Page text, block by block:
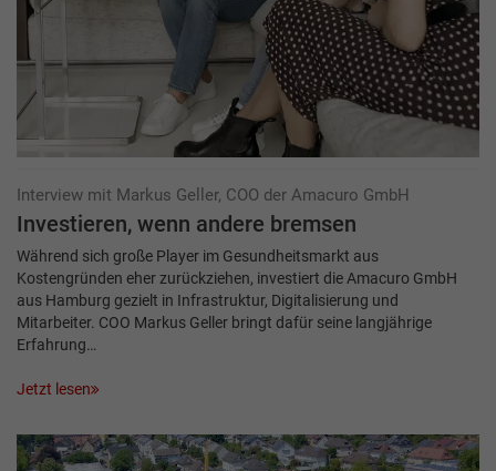
Interview mit Markus Geller, COO der Amacuro GmbH
Investieren, wenn andere bremsen
Während sich große Player im Gesundheitsmarkt aus
Kostengründen eher zurückziehen, investiert die Amacuro GmbH
aus Hamburg gezielt in Infrastruktur, Digitalisierung und
Mitarbeiter. COO Markus Geller bringt dafür seine langjährige
Erfahrung…
Jetzt lesen